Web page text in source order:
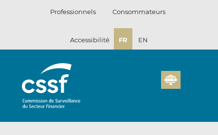
Professionnels Consommateurs
Accessibilité FR EN